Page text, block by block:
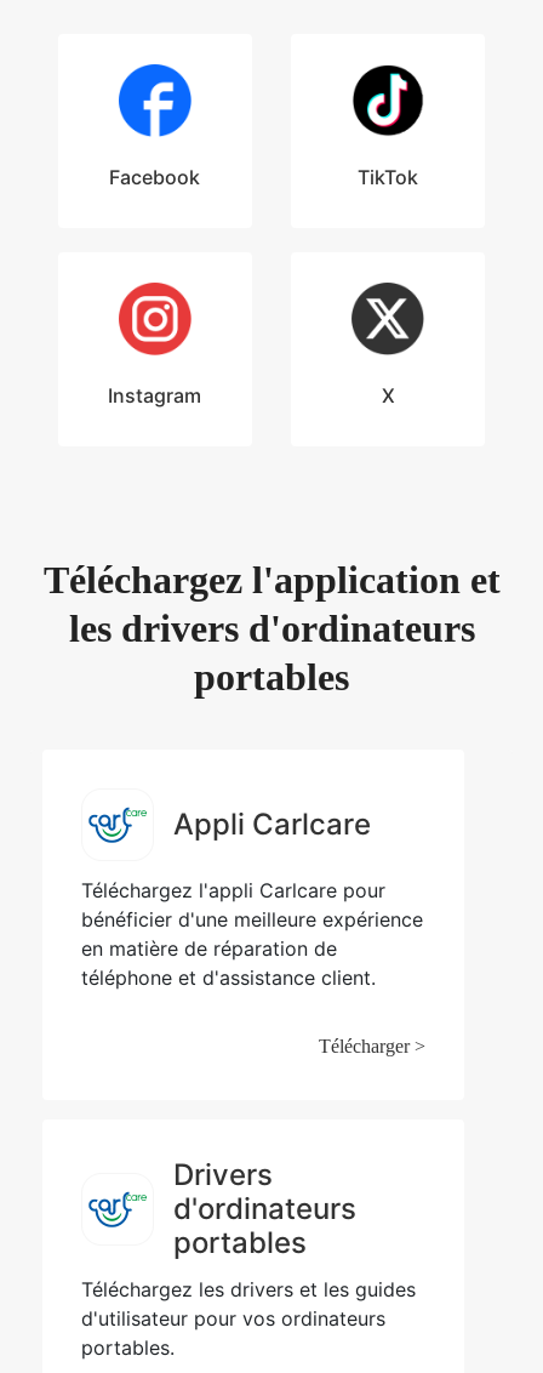
Facebook TikTok
Instagram X
Téléchargez l'application et
les drivers d'ordinateurs
portables
Appli Carlcare
Téléchargez l'appli Carlcare pour
bénéficier d'une meilleure expérience
en matière de réparation de
téléphone et d'assistance client.
Télécharger >
Drivers
d'ordinateurs
portables
Téléchargez les drivers et les guides
d'utilisateur pour vos ordinateurs
portables.